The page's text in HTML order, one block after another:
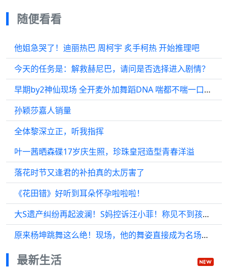
随便看看
他姐急哭了！迪丽热巴 周柯宇 炙手柯热 开始推理吧
今天的任务是：解救赫尼巴，请问是否选择进入剧情？
早期by2神仙现场 全开麦外加舞蹈DNA 喘都不喘一口气的实力 天啊
孙颖莎嘉人销量
全体黎深立正，听我指挥
叶一茜晒森碟17岁庆生照，珍珠皇冠造型青春洋溢
落花时节又逢君的补拍真的太厉害了
《花田错》好听到耳朵怀孕啦啦啦！
大S遗产纠纷再起波澜！S妈控诉汪小菲！称见不到孩子伤心透了
原来杨坤跳舞这么绝！现场，他的舞姿直接成为名场面！
最新生活